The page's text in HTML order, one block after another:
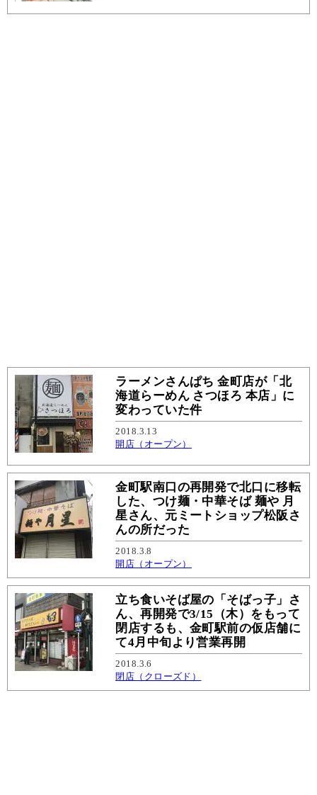
ラーメンさんぱち 金町店が「北
海道らーめん さつほろ 本店」に
変わっていた件
2018.3.13
開店（オープン）
金町駅南口の再開発で北口に移転
した、つけ麺・中華そば 麺や 月
星さん、元ミートショップ松阪さ
んの所だった
2018.3.8
開店（オープン）
立ち食いそば屋の「そばっ子」さ
ん、再開発で3/15（木）をもって
閉店するも、金町駅前の仮店舗に
て4月中旬より営業再開
2018.3.6
閉店（クローズド）